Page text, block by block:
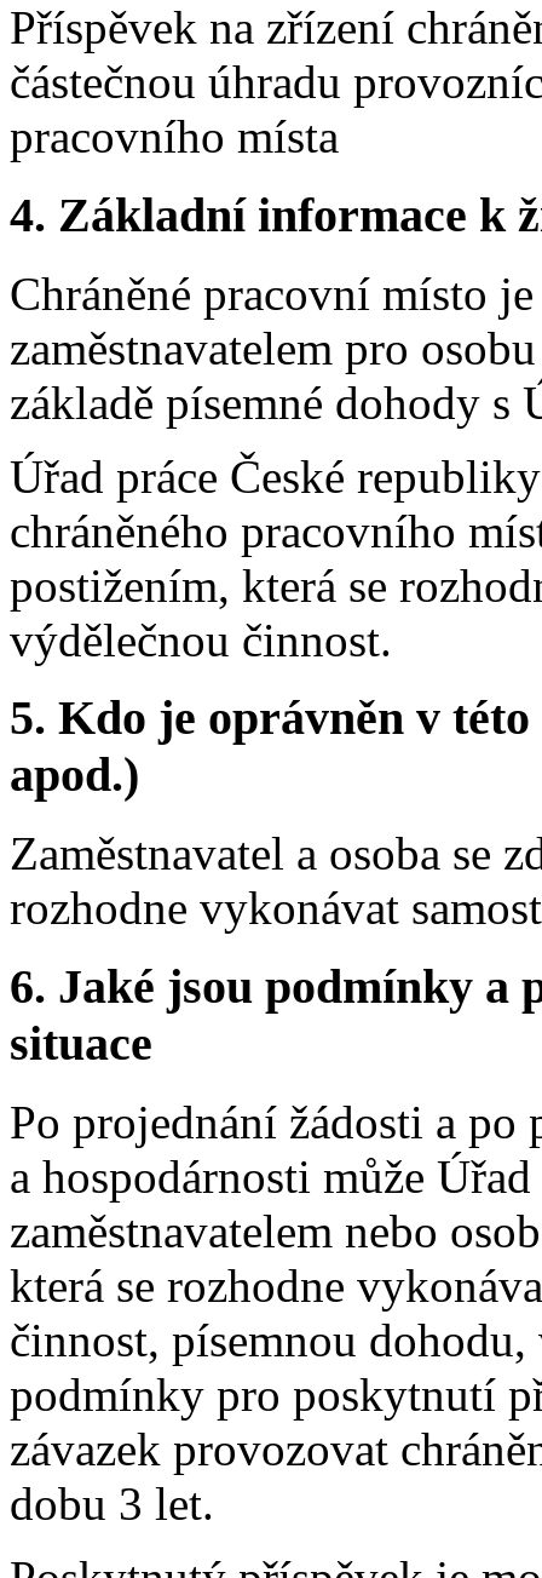
Příspěvek na zřízení
částečnou úhradu
pracovního místa
4. Základní informace k
Chráněné pracovní místo
zaměstnavatelem pro
základě písemné dohody s
Úřad práce České
chráněného pracovního
postižením, která se
výdělečnou činnost.
5. Kdo je oprávněn v
apod.)
Zaměstnavatel a osoba se
rozhodne vykonávat
6. Jaké jsou podmínky a
situace
Po projednání žádosti a
a hospodárnosti může
zaměstnavatelem nebo
která se rozhodne
činnost, písemnou
podmínky pro poskytnutí
závazek provozovat
dobu 3 let.